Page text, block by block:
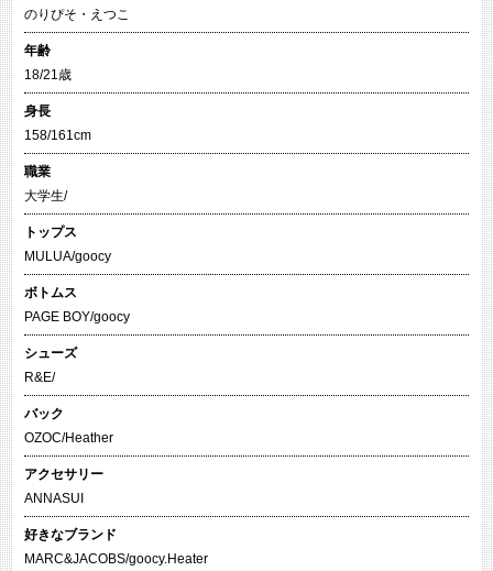
のりぴそ・えつこ
年齢
18/21歳
身長
158/161cm
職業
大学生/
トップス
MULUA/goocy
ボトムス
PAGE BOY/goocy
シューズ
R&E/
バック
OZOC/Heather
アクセサリー
ANNASUI
好きなブランド
MARC&JACOBS/goocy.Heater